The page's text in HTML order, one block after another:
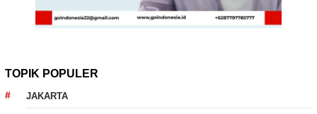
TOPIK POPULER
JAKARTA